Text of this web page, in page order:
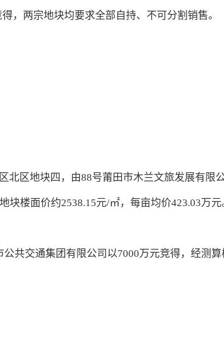
，两宗地块均要求全部自持、不可分割销售。
北区地块四，由88号莆田市木兰文旅发展有限
楼面价约2538.15元/㎡，每亩均价423.03万元
共交通集团有限公司以7000万元竞得，经测算